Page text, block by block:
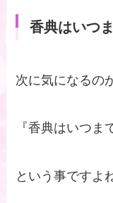
香典はいつ
次に気になるの
『香典はいつま
という事ですよ